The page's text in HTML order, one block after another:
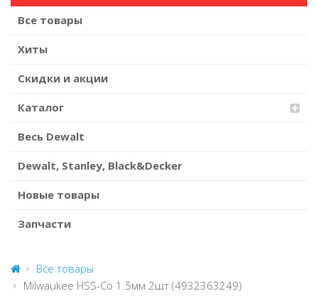
Все товары
Хиты
Скидки и акции
Каталог
Весь Dewalt
Dewalt, Stanley, Black&Decker
Новые товары
Запчасти
Все товары
Milwaukee HSS-Co 1.5мм 2шт (4932363249)